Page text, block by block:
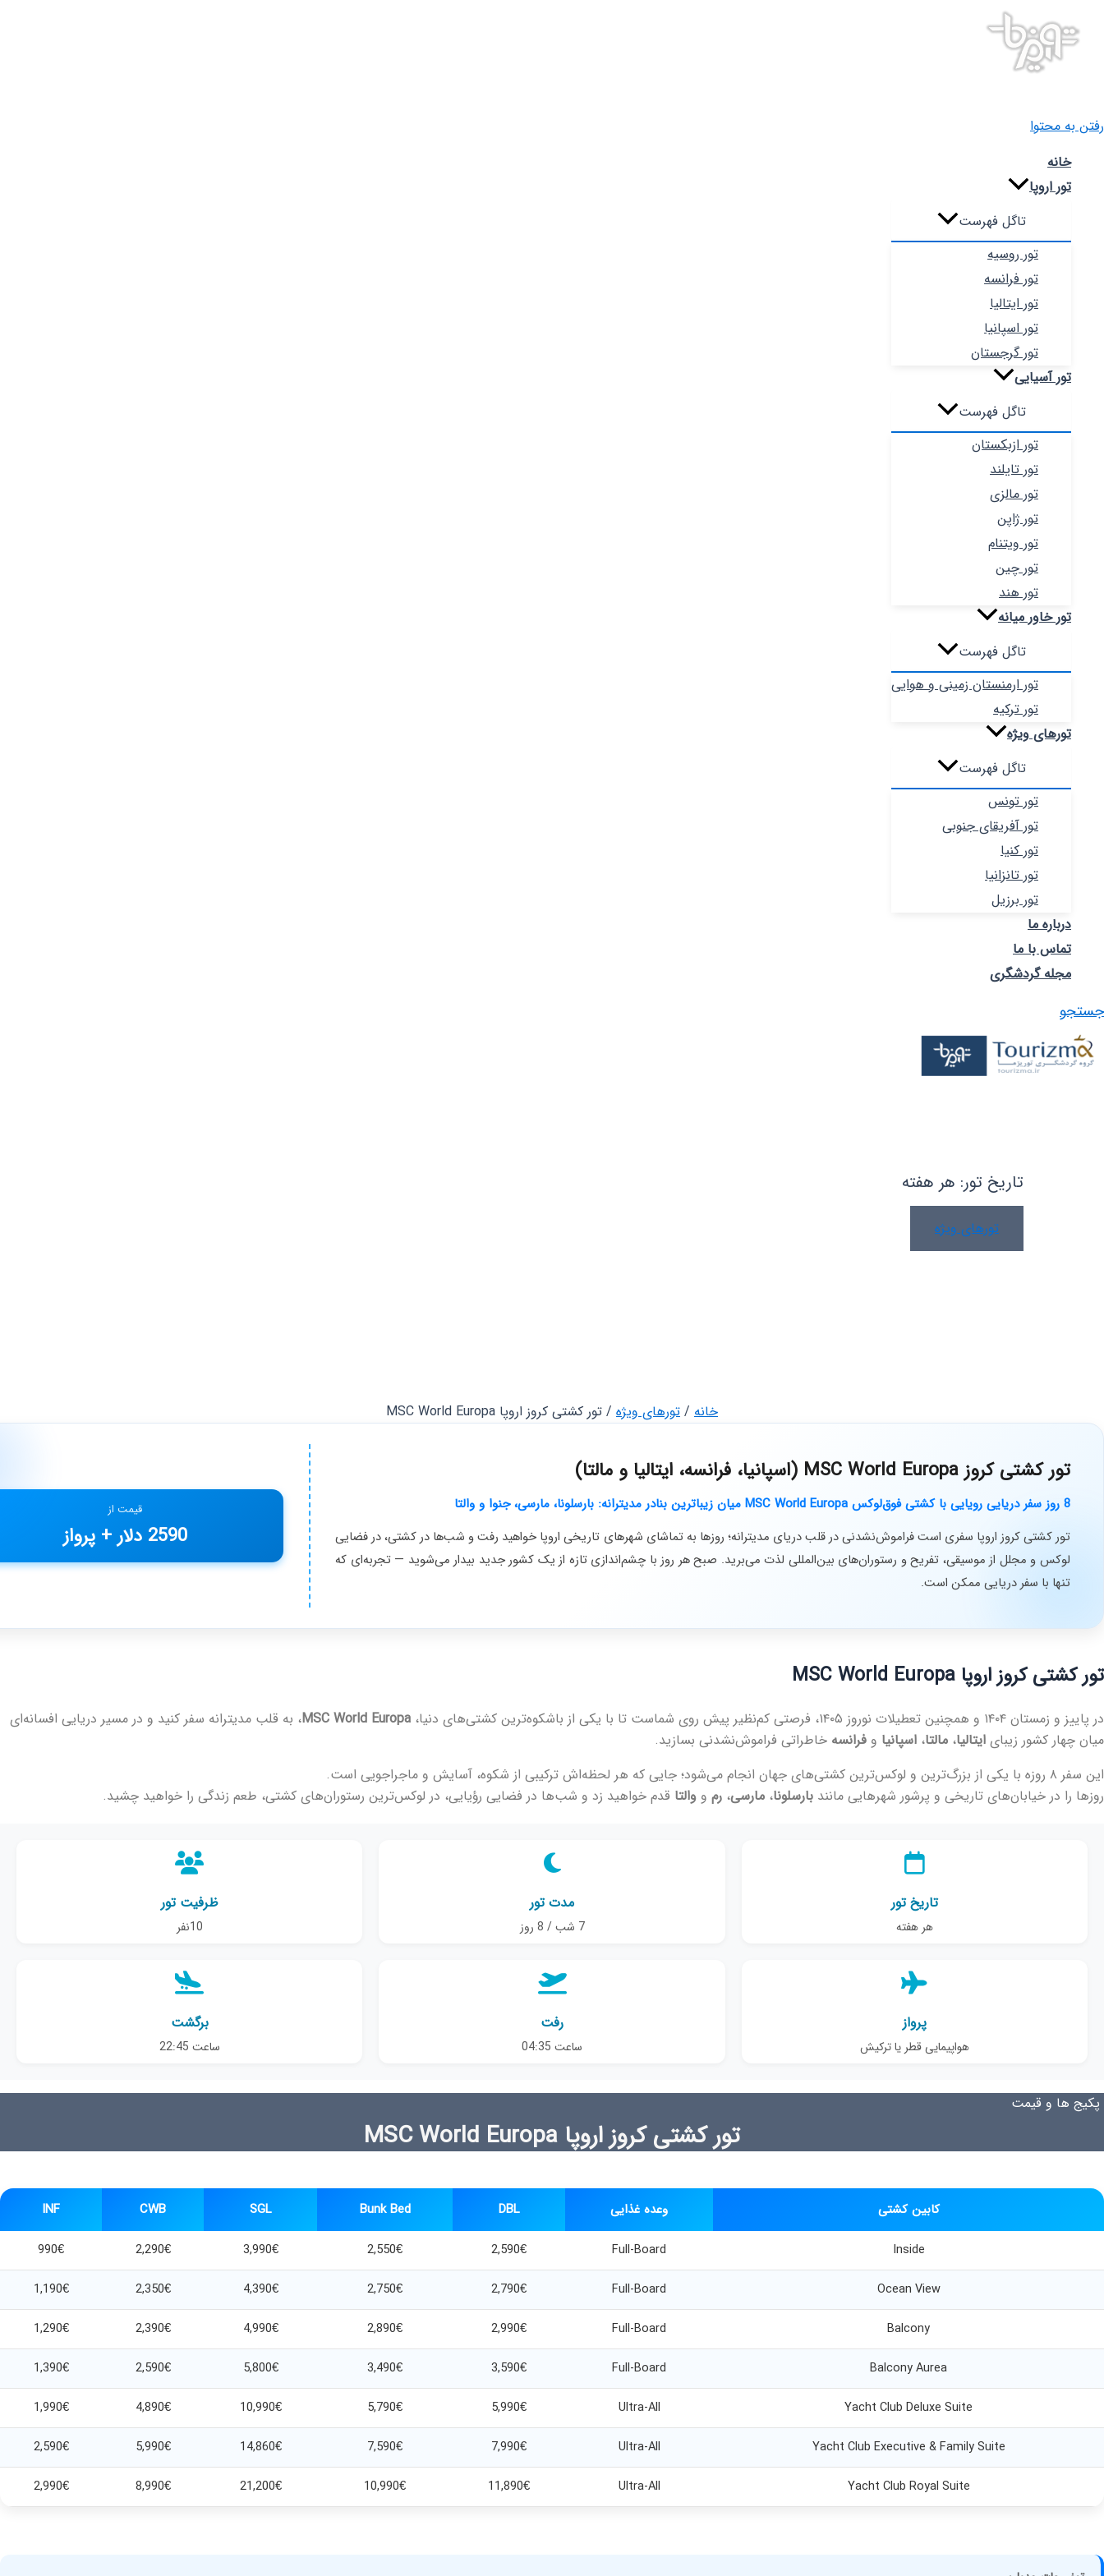
رفتن به محتوا
خانه
تور اروپا
تاگل فهرست
تور روسیه
تور فرانسه
تور ایتالیا
تور اسپانیا
تور گرجستان
تور آسیایی
تاگل فهرست
تور ازبکستان
تور تایلند
تور مالزی
تور ژاپن
تور ویتنام
تور چین
تور هند
تور خاور میانه
تاگل فهرست
تور ارمنستان زمینی و هوایی
تور ترکیه
تورهای ویژه
تاگل فهرست
تور تونس
تور آفریقای جنوبی
تور کنیا
تور تانزانیا
تور برزیل
درباره ما
تماس با ما
مجله گردشگری
جستجو
تاریخ تور: هر هفته
تورهای ویژه
خانه / تورهای ویژه / تور کشتی کروز اروپا MSC World Europa
تور کشتی کروز MSC World Europa (اسپانیا، فرانسه، ایتالیا و مالتا)
8 روز سفر دریایی رویایی با کشتی فوق‌لوکس MSC World Europa میان زیباترین بنادر مدیترانه: بارسلونا، مارسی، جنوا و والتا
تور کشتی کروز اروپا سفری است فراموش‌نشدنی در قلب دریای مدیترانه؛ روزها به تماشای شهرهای تاریخی اروپا خواهید رفت و شب‌ها در کشتی، در فضایی
لوکس و مجلل از موسیقی، تفریح و رستوران‌های بین‌المللی لذت می‌برید. صبح هر روز با چشم‌اندازی تازه از یک کشور جدید بیدار می‌شوید — تجربه‌ای که
تنها با سفر دریایی ممکن است.
قیمت از
2590 دلار + پرواز
تور کشتی کروز اروپا MSC World Europa
در پاییز و زمستان ۱۴۰۴ و همچنین تعطیلات نوروز ۱۴۰۵، فرصتی کم‌نظیر پیش روی شماست تا با یکی از باشکوه‌ترین کشتی‌های دنیا، MSC World Europa، به قلب مدیترانه سفر کنید و در مسیر دریایی افسانه‌ای
میان چهار کشور زیبای ایتالیا، مالتا، اسپانیا و فرانسه خاطراتی فراموش‌نشدنی بسازید.
این سفر ۸ روزه با یکی از بزرگ‌ترین و لوکس‌ترین کشتی‌های جهان انجام می‌شود؛ جایی که هر لحظه‌اش ترکیبی از شکوه، آسایش و ماجراجویی است.
روزها را در خیابان‌های تاریخی و پرشور شهرهایی مانند بارسلونا، مارسی، رم و والتا قدم خواهید زد و شب‌ها در فضایی رؤیایی، در لوکس‌ترین رستوران‌های کشتی، طعم زندگی را خواهید چشید.
تاریخ تور
هر هفته
مدت تور
7 شب / 8 روز
ظرفیت تور
10نفر
پرواز
هواپیمایی قطر یا ترکیش
رفت
ساعت 04:35
برگشت
ساعت 22:45
پکیج ها و قیمت
تور کشتی کروز اروپا MSC World Europa
کابین کشتی وعده غذایی DBL
Bunk Bed
SGL
CWB
INF
Inside
Full-Board
2,590€
2,550€
3,990€
2,290€
990€
Ocean View
Full-Board
2,790€
2,750€
4,390€
2,350€
1,190€
Balcony
Full-Board
2,990€
2,890€
4,990€
2,390€
1,290€
Balcony Aurea
Full-Board
3,590€
3,490€
5,800€
2,590€
1,390€
Yacht Club Deluxe Suite
Ultra-All
5,990€
5,790€
10,990€
4,890€
1,990€
Yacht Club Executive & Family Suite
Ultra-All
7,990€
7,590€
14,860€
5,990€
2,590€
Yacht Club Royal Suite
Ultra-All
11,890€
10,990€
21,200€
8,990€
2,990€